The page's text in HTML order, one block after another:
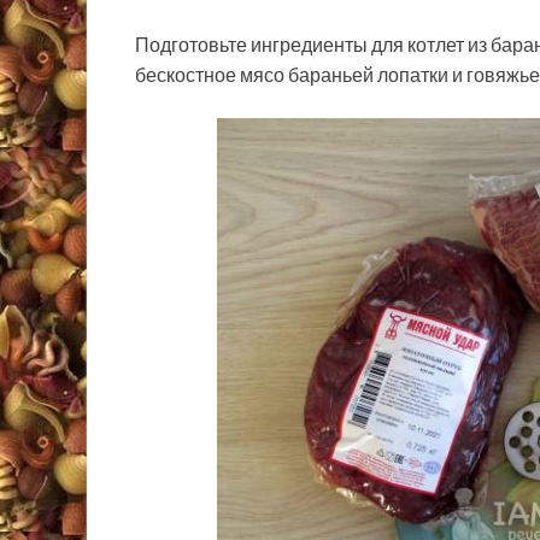
Подготовьте ингредиенты для котлет из
бескостное мясо бараньей лопатки и